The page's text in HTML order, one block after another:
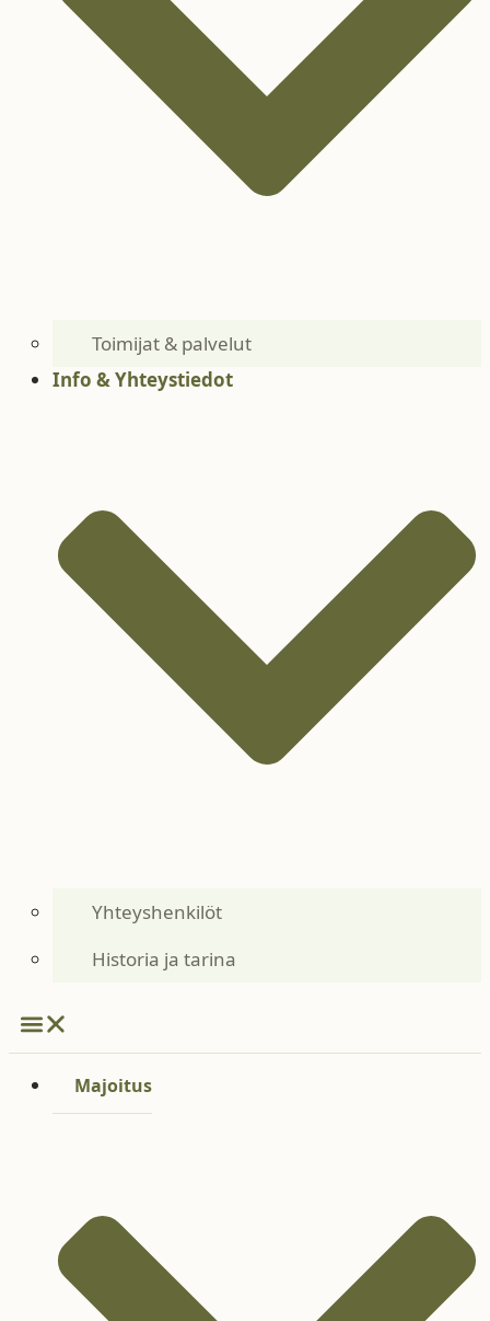
Toimijat & palvelut
Info & Yhteystiedot
Yhteyshenkilöt
Historia ja tarina
Majoitus